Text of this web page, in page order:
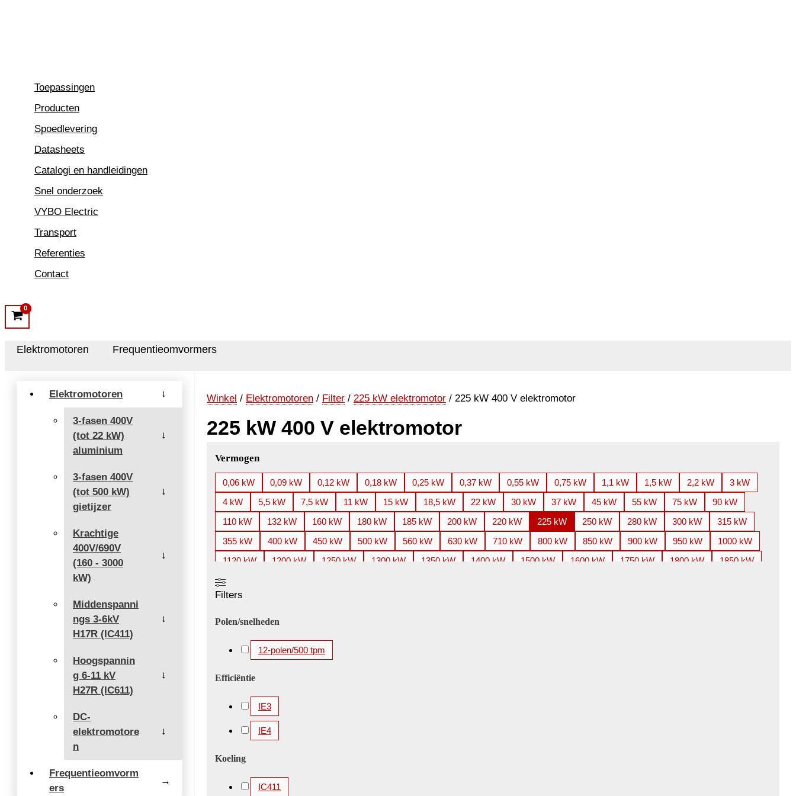
Toepassingen
Producten
Spoedlevering
Datasheets
Catalogi en handleidingen
Snel onderzoek
VYBO Electric
Transport
Referenties
Contact
Elektromotoren Frequentieomvormers
Elektromotoren →
3-fasen 400V
(tot 22 kW)
aluminium
→
3-fasen 400V
(tot 500 kW)
gietijzer
→
Krachtige
400V/690V
(160 - 3000
kW)
→
Middenspanni
ngs 3-6kV
H17R (IC411)
→
Hoogspannin
g 6-11 kV
H27R (IC611)
→
DC-
elektromotore
n
→
Frequentieomvorm
ers
→
Winkel / Elektromotoren / Filter / 225 kW elektromotor / 225 kW 400 V elektromotor
225 kW 400 V elektromotor
Vermogen
0,06 kW 0,09 kW 0,12 kW 0,18 kW 0,25 kW 0,37 kW 0,55 kW 0,75 kW 1,1 kW 1,5 kW 2,2 kW
3 kW
4 kW
5,5 kW 7,5 kW 11 kW 15 kW 18,5 kW 22 kW 30 kW 37 kW 45 kW 55 kW 75 kW
90 kW
110 kW
132 kW 160 kW 180 kW 185 kW 200 kW 220 kW 225 kW 250 kW 280 kW 300 kW
315 kW
355 kW
400 kW 450 kW 500 kW 560 kW 630 kW 710 kW 800 kW 850 kW 900 kW 950 kW
1000 kW
1120 kW
1200 kW 1250 kW 1300 kW 1350 kW 1400 kW 1500 kW 1600 kW 1750 kW 1800 kW
1850 kW
2000 kW
3360 kW
5200 kW
5600 kW
Filters
Polen/snelheden
12-polen/500 tpm
Efficiëntie
IE3
IE4
Koeling
IC411